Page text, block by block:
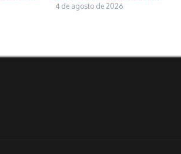
4 de agosto de 2026